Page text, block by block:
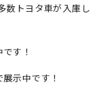
数トヨタ車が入庫し
す！
示中です！